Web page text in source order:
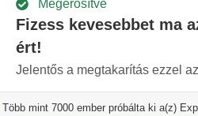
Megerősítve
Fizess kevesebbet ma
ért!
Jelentős a megtakarítás ezzel
Több mint 7000 ember próbálta ki a(z)